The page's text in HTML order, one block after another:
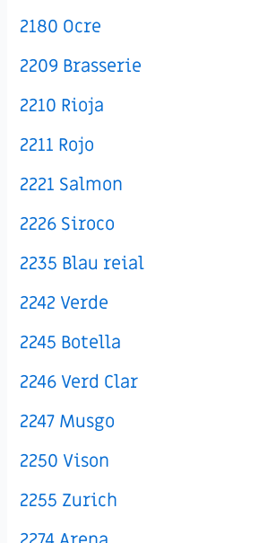
2180 Ocre
2209 Brasserie
2210 Rioja
2211 Rojo
2221 Salmon
2226 Siroco
2235 Blau reial
2242 Verde
2245 Botella
2246 Verd Clar
2247 Musgo
2250 Vison
2255 Zurich